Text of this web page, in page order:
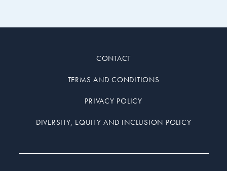
CONTACT
TERMS AND CONDITIONS
PRIVACY POLICY
DIVERSITY, EQUITY AND INCLUSION POLICY